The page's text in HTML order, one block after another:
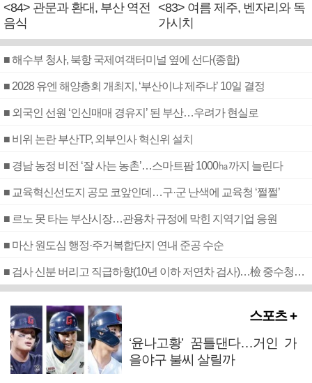
<84> 관문과 환대, 부산 역전
음식
<83> 여름 제주, 벤자리와 독
가시치
■ 해수부 청사, 북항 국제여객터미널 옆에 선다(종합)
■ 2028 유엔 해양총회 개최지, ‘부산이냐 제주냐’ 10일 결정
■ 외국인 선원 ‘인신매매 경유지’ 된 부산…우려가 현실로
■ 비위 논란 부산TP, 외부인사 혁신위 설치
■ 경남 농정 비전 ‘잘 사는 농촌’…스마트팜 1000㏊까지 늘린다
■ 교육혁신선도지 공모 코앞인데…구·군 난색에 교육청 ‘쩔쩔’
■ 르노 못 타는 부산시장…관용차 규정에 막힌 지역기업 응원
■ 마산 원도심 행정·주거복합단지 연내 준공 수순
■ 검사 신분 버리고 직급하향(10년 이하 저연차 검사)…檢 중수청행 기피
스포츠 +
‘윤나고황’ 꿈틀댄다…거인 가
을야구 불씨 살릴까